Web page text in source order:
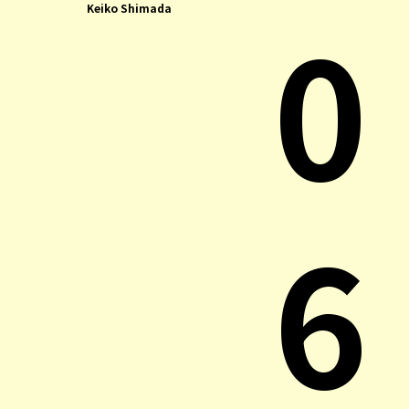
Keiko Shimada
0
6